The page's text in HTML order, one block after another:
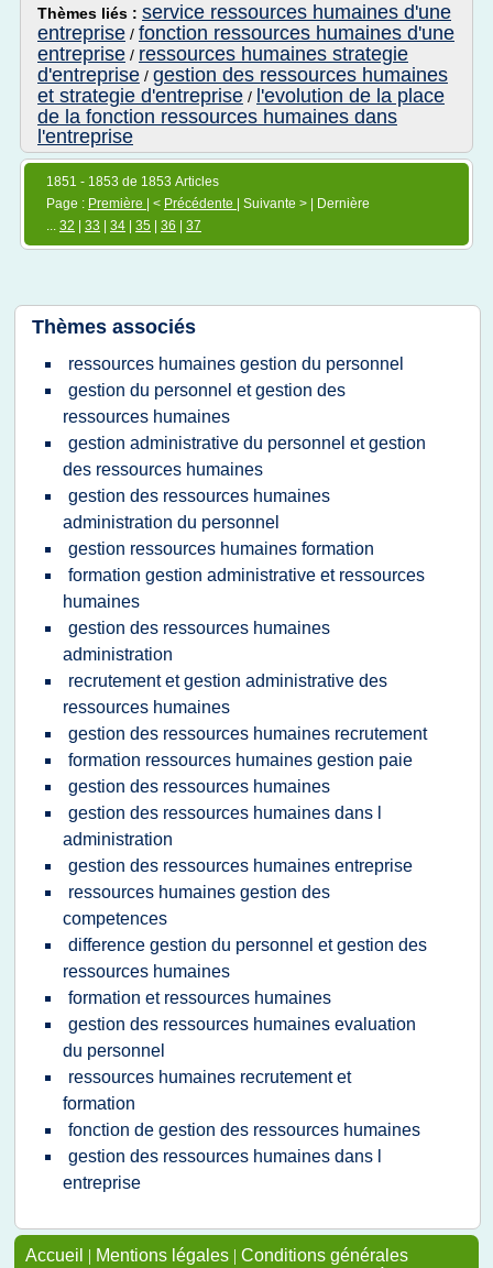
Thèmes liés : service ressources humaines d'une
entreprise / fonction ressources humaines d'une
entreprise / ressources humaines strategie
d'entreprise / gestion des ressources humaines
et strategie d'entreprise / l'evolution de la place
de la fonction ressources humaines dans
l'entreprise
1851 - 1853 de 1853 Articles
Page : Première | < Précédente
| Suivante > | Dernière
... 32 33 34 35 36 37
Thèmes associés
ressources humaines gestion du personnel
gestion du personnel et gestion des
ressources humaines
gestion administrative du personnel et gestion
des ressources humaines
gestion des ressources humaines
administration du personnel
gestion ressources humaines formation
formation gestion administrative et ressources
humaines
gestion des ressources humaines
administration
recrutement et gestion administrative des
ressources humaines
gestion des ressources humaines recrutement
formation ressources humaines gestion paie
gestion des ressources humaines
gestion des ressources humaines dans l
administration
gestion des ressources humaines entreprise
ressources humaines gestion des
competences
difference gestion du personnel et gestion des
ressources humaines
formation et ressources humaines
gestion des ressources humaines evaluation
du personnel
ressources humaines recrutement et
formation
fonction de gestion des ressources humaines
gestion des ressources humaines dans l
entreprise
Accueil | Mentions légales | Conditions générales